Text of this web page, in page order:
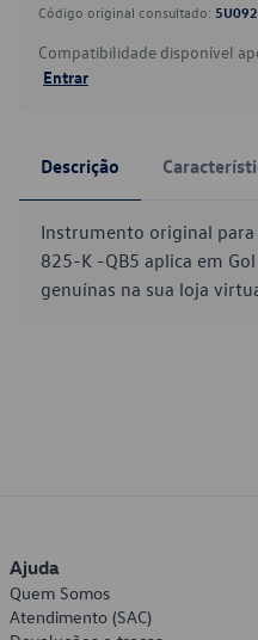
Código original consultado:
Compatibilidade disponível
Entrar
Descrição
Instrumento original
825-K -QB5 aplica em
genuínas na sua loja
Ajuda
Quem Somos
Atendimento (SAC)